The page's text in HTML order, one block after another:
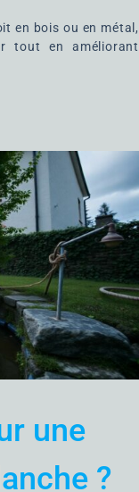
en bois ou en métal,
tout en améliorant
une
?